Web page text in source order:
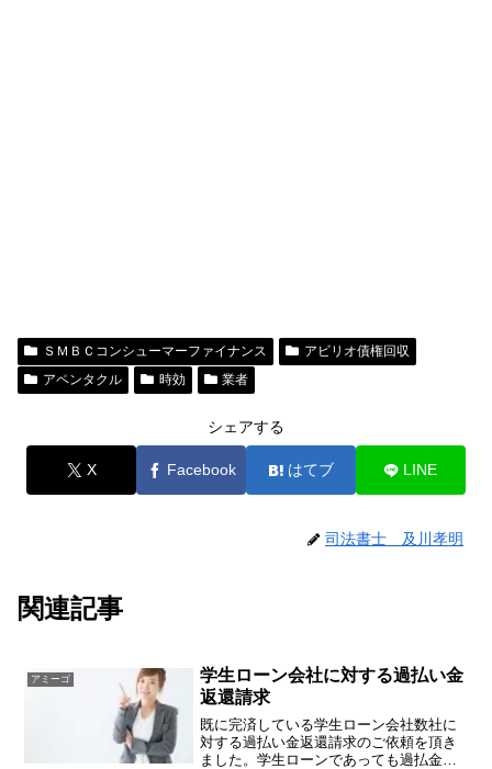
ＳＭＢＣコンシューマーファイナンス
アビリオ債権回収
アペンタクル
時効 業者
シェアする
X Facebook はてブ LINE
司法書士 及川孝明
関連記事
アミーゴ
学生ローン会社に対する過払い金
返還請求
既に完済している学生ローン会社数社に
対する過払い金返還請求のご依頼を頂き
ました。学生ローンであっても過払金請